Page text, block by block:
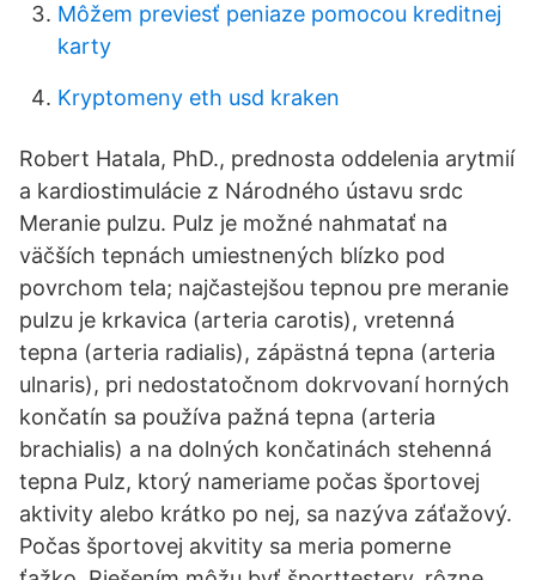
Môžem previesť peniaze pomocou kreditnej
karty
Kryptomeny eth usd kraken
Robert Hatala, PhD., prednosta oddelenia arytmií
a kardiostimulácie z Národného ústavu srdc
Meranie pulzu. Pulz je možné nahmatať na
väčších tepnách umiestnených blízko pod
povrchom tela; najčastejšou tepnou pre meranie
pulzu je krkavica (arteria carotis), vretenná
tepna (arteria radialis), zápästná tepna (arteria
ulnaris), pri nedostatočnom dokrvovaní horných
končatín sa používa pažná tepna (arteria
brachialis) a na dolných končatinách stehenná
tepna Pulz, ktorý nameriame počas športovej
aktivity alebo krátko po nej, sa nazýva záťažový.
Počas športovej akvitity sa meria pomerne